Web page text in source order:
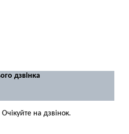
дзвінка
на дзвінок.